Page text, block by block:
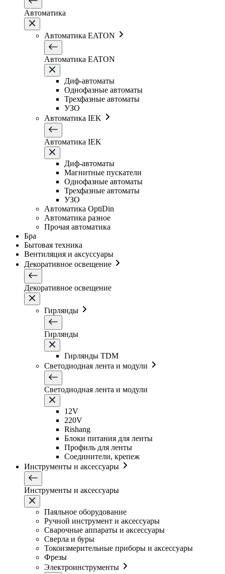
Автоматика
Автоматика EATON
Автоматика EATON
Диф-автоматы
Однофазные автоматы
Трехфазные автоматы
УЗО
Автоматика IEK
Автоматика IEK
Диф-автоматы
Магнитные пускатели
Однофазные автоматы
Трехфазные автоматы
УЗО
Автоматика OptiDin
Автоматика разное
Прочая автоматика
Бра
Бытовая техника
Вентиляция и аксуссуары
Декоративное освещение
Декоративное освещение
Гирлянды
Гирлянды
Гирлянды TDM
Светодиодная лента и модули
Светодиодная лента и модули
12V
220V
Rishang
Блоки питания для ленты
Профиль для ленты
Соединители, крепеж
Инструменты и аксессуары
Инструменты и аксессуары
Паяльное оборудование
Ручной инструмент и аксессуары
Сварочные аппараты и аксессуары
Сверла и буры
Токоизмерительные приборы и аксессуары
Фрезы
Электроинструменты